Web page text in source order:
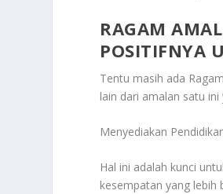
RAGAM
POSITIFNYA
Tentu masih ada
lain dari amalan satu ini
Menyediakan
Hal ini adalah kunci
kesempatan yang lebih